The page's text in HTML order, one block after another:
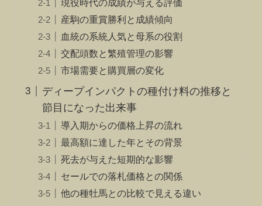
現役時代の成績が与える評価
産駒の重賞勝利と成績傾向
血統の系統人気と母系の役割
交配頭数と繁殖管理の影響
市場需要と購買層の変化
ディープインパクトの種付け料の推移と
節目になった出来事
導入期からの価格上昇の流れ
最高額に達した年とその背景
死去が与えた短期的な影響
セールでの落札価格との関係
他の種牡馬との比較で見える違い